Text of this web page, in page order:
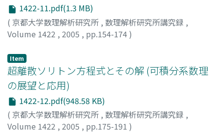
1422-11.pdf(1.3 MB)
( 京都大学数理解析研究所 , 数理解析研究所講究録 ,
Volume 1422 , 2005 , pp.154-174)
Kamioka, Shuhei
Item
超離散ソリトン方程式とその解 (可積分系数理
の展望と応用)
1422-12.pdf(948.58 KB)
( 京都大学数理解析研究所 , 数理解析研究所講究録 ,
Volume 1422 , 2005 , pp.175-191 )